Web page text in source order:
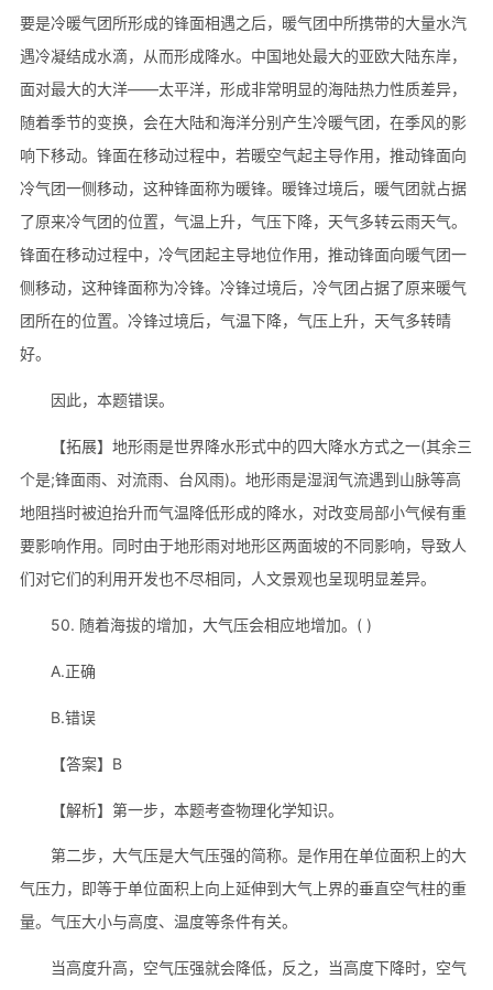
要是冷暖气团所形成的锋面相遇之后，暖气团中所携带的大量水汽
遇冷凝结成水滴，从而形成降水。中国地处最大的亚欧大陆东岸，
面对最大的大洋——太平洋，形成非常明显的海陆热力性质差异，
随着季节的变换，会在大陆和海洋分别产生冷暖气团，在季风的影
响下移动。锋面在移动过程中，若暖空气起主导作用，推动锋面向
冷气团一侧移动，这种锋面称为暖锋。暖锋过境后，暖气团就占据
了原来冷气团的位置，气温上升，气压下降，天气多转云雨天气。
锋面在移动过程中，冷气团起主导地位作用，推动锋面向暖气团一
侧移动，这种锋面称为冷锋。冷锋过境后，冷气团占据了原来暖气
团所在的位置。冷锋过境后，气温下降，气压上升，天气多转晴
好。
因此，本题错误。
【拓展】地形雨是世界降水形式中的四大降水方式之一(其余三
个是;锋面雨、对流雨、台风雨)。地形雨是湿润气流遇到山脉等高
地阻挡时被迫抬升而气温降低形成的降水，对改变局部小气候有重
要影响作用。同时由于地形雨对地形区两面坡的不同影响，导致人
们对它们的利用开发也不尽相同，人文景观也呈现明显差异。
50. 随着海拔的增加，大气压会相应地增加。( )
A.正确
B.错误
【答案】B
【解析】第一步，本题考查物理化学知识。
第二步，大气压是大气压强的简称。是作用在单位面积上的大
气压力，即等于单位面积上向上延伸到大气上界的垂直空气柱的重
量。气压大小与高度、温度等条件有关。
当高度升高，空气压强就会降低，反之，当高度下降时，空气